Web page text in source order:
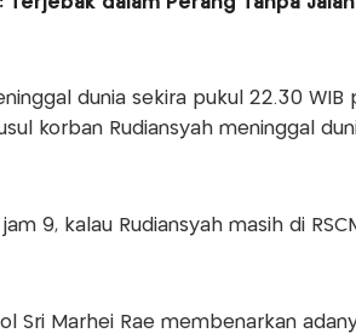
dunia sekira pukul 22.30 WIB
korban Rudiansyah meninggal
9, kalau Rudiansyah masih di
Sri Marhei Rae membenarkan